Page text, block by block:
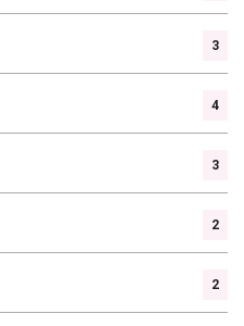
3
4
3
2
2